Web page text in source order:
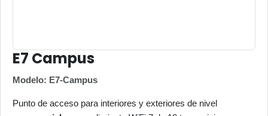
E7 Campus
Modelo: E7-Campus
Punto de acceso para interiores y exteriores de nivel